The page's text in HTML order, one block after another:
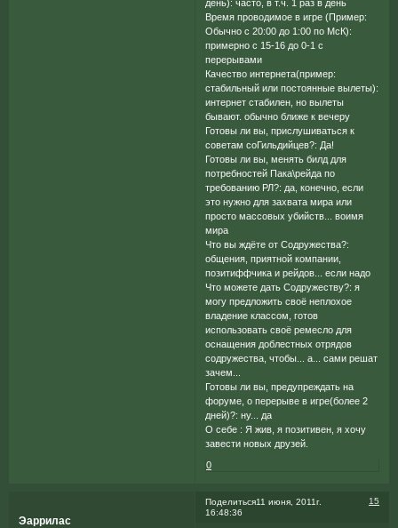
день): часто, в т.ч. 1 раз в день
Время проводимое в игре (Пример:
Обычно с 20:00 до 1:00 по МсК):
примерно с 15-16 до 0-1 с
перерывами
Качество интернета(пример:
стабильный или постоянные вылеты):
интернет стабилен, но вылеты
бывают. обычно ближе к вечеру
Готовы ли вы, прислушиваться к
советам соГильдийцев?: Да!
Готовы ли вы, менять билд для
потребностей Пака\рейда по
требованию РЛ?: да, конечно, если
это нужно для захвата мира или
просто массовых убийств... воимя
мира
Что вы ждёте от Содружества?:
общения, приятной компании,
позитиффчика и рейдов... если надо
Что можете дать Содружеству?: я
могу предложить своё неплохое
владение классом, готов
использовать своё ремесло для
оснащения доблестных отрядов
содружества, чтобы... а... сами решат
зачем...
Готовы ли вы, предупреждать на
форуме, о перерыве в игре(более 2
дней)?: ну... да
О себе : Я жив, я позитивен, я хочу
завести новых друзей.
0
Поделиться 15
11 июня, 2011г.
16:48:36
Эаррилас